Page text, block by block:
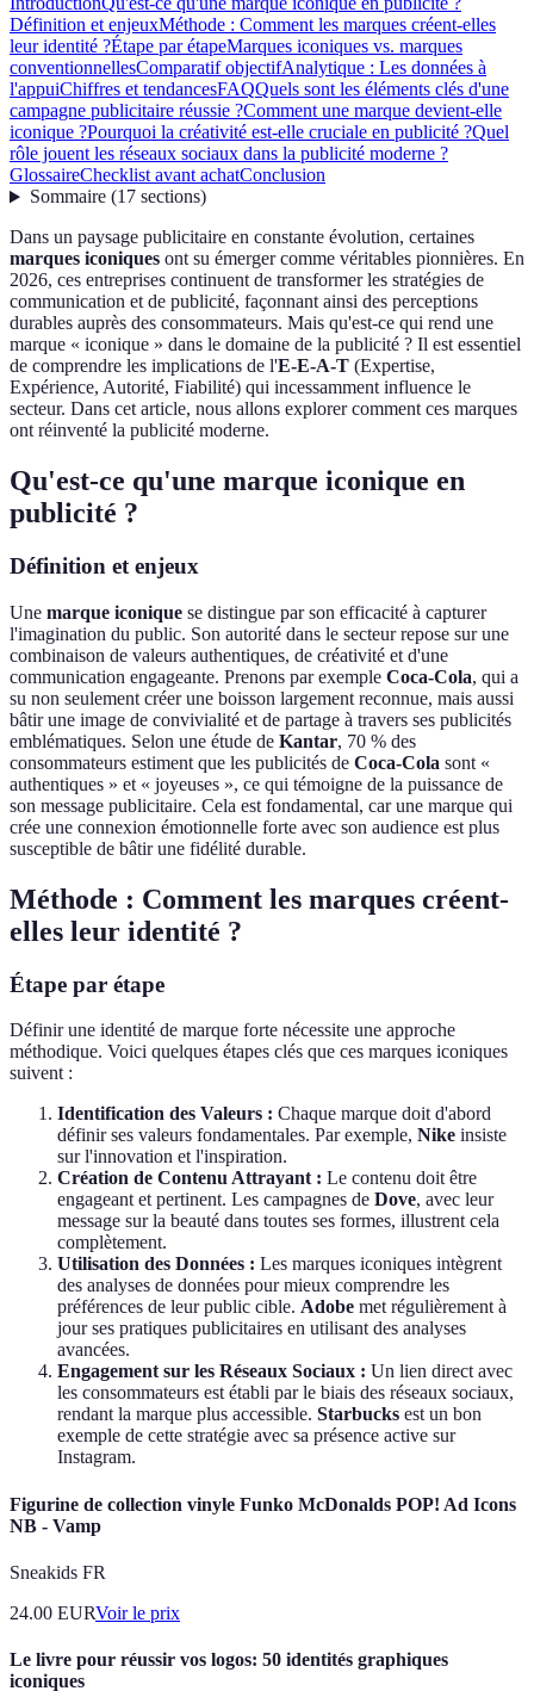
Définition et enjeuxMéthode : Comment les marques créent-elles
leur identité ?Étape par étapeMarques iconiques vs. marques
conventionnellesComparatif objectifAnalytique : Les données à
l'appuiChiffres et tendancesFAQQuels sont les éléments clés d'une
campagne publicitaire réussie ?Comment une marque devient-elle
iconique ?Pourquoi la créativité est-elle cruciale en publicité ?Quel
rôle jouent les réseaux sociaux dans la publicité moderne ?
GlossaireChecklist avant achatConclusion
Sommaire(17 sections)
Dans un paysage publicitaire en constante évolution, certaines
marques iconiques ont su émerger comme véritables pionnières. En
2026, ces entreprises continuent de transformer les stratégies de
communication et de publicité, façonnant ainsi des perceptions
durables auprès des consommateurs. Mais qu'est-ce qui rend une
marque « iconique » dans le domaine de la publicité ? Il est essentiel
de comprendre les implications de l'E-E-A-T (Expertise,
Expérience, Autorité, Fiabilité) qui incessamment influence le
secteur. Dans cet article, nous allons explorer comment ces marques
ont réinventé la publicité moderne.
Qu'est-ce qu'une marque iconique en
publicité ?
Définition et enjeux
Une marque iconique se distingue par son efficacité à capturer
l'imagination du public. Son autorité dans le secteur repose sur une
combinaison de valeurs authentiques, de créativité et d'une
communication engageante. Prenons par exemple Coca-Cola, qui a
su non seulement créer une boisson largement reconnue, mais aussi
bâtir une image de convivialité et de partage à travers ses publicités
emblématiques. Selon une étude de Kantar, 70 % des
consommateurs estiment que les publicités de Coca-Cola sont «
authentiques » et « joyeuses », ce qui témoigne de la puissance de
son message publicitaire. Cela est fondamental, car une marque qui
crée une connexion émotionnelle forte avec son audience est plus
susceptible de bâtir une fidélité durable.
Méthode : Comment les marques créent-
elles leur identité ?
Étape par étape
Définir une identité de marque forte nécessite une approche
méthodique. Voici quelques étapes clés que ces marques iconiques
suivent :
Identification des Valeurs : Chaque marque doit d'abord
définir ses valeurs fondamentales. Par exemple, Nike insiste
sur l'innovation et l'inspiration.
Création de Contenu Attrayant : Le contenu doit être
engageant et pertinent. Les campagnes de Dove, avec leur
message sur la beauté dans toutes ses formes, illustrent cela
complètement.
Utilisation des Données : Les marques iconiques intègrent
des analyses de données pour mieux comprendre les
préférences de leur public cible. Adobe met régulièrement à
jour ses pratiques publicitaires en utilisant des analyses
avancées.
Engagement sur les Réseaux Sociaux : Un lien direct avec
les consommateurs est établi par le biais des réseaux sociaux,
rendant la marque plus accessible. Starbucks est un bon
exemple de cette stratégie avec sa présence active sur
Instagram.
Figurine de collection vinyle Funko McDonalds POP! Ad Icons
NB - Vamp
Sneakids FR
24.00 EURVoir le prix
Le livre pour réussir vos logos: 50 identités graphiques
iconiques